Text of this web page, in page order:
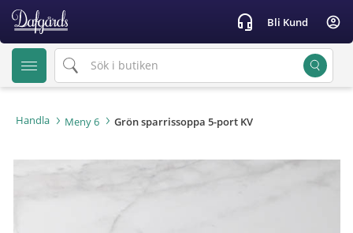
text.skipToContent
text.skipToNavigation
headset_mic Bli Kund account_circle
Handla Meny 6 Grön sparrissoppa 5-port KV